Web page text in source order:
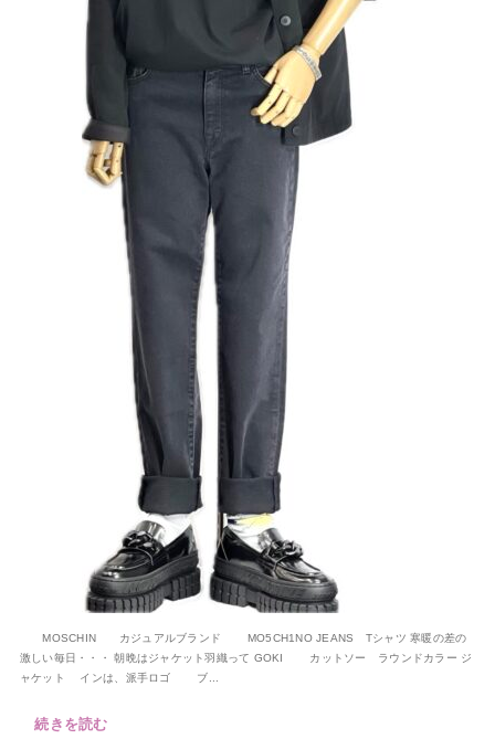
MOSCHIN カジュアルブランド MO5CH1NO JEANS Tシャツ 寒暖の差の
激しい毎日・・・ 朝晩はジャケット羽織って GOKI カットソー ラウンドカラー ジ
ャケット インは、派手ロゴ ブ...
続きを読む